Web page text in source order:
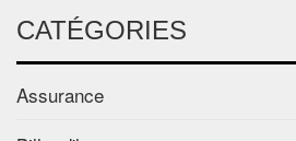
CATÉGORIES
Assurance